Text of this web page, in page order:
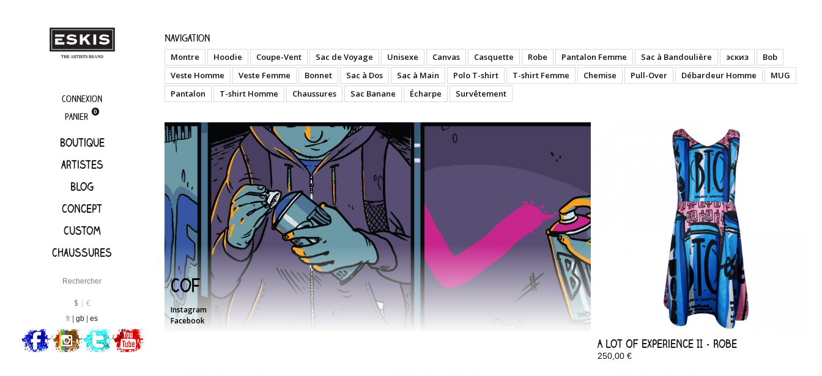
Connexion
Panier
0
Boutique
artistes
Blog
Concept
Custom
Chaussures
$ €
fr gb es
artistes
Navigation
Montre Hoodie Coupe-Vent Sac de Voyage Unisexe Canvas Casquette Robe Pantalon Femme Sac à Bandoulière эскиз
Bob
Veste Homme
Veste Femme Bonnet Sac à Dos Sac à Main Polo T-shirt T-shirt Femme Chemise Pull-Over Débardeur Homme
MUG
Pantalon
T-shirt Homme Chaussures Sac Banane Écharpe Survêtement
Cof
Instagram
Facebook
A Lot Of Experience II - Robe
250,00 €